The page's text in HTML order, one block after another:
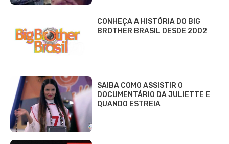
CONHEÇA A HISTÓRIA DO BIG
BROTHER BRASIL DESDE 2002
SAIBA COMO ASSISTIR O
DOCUMENTÁRIO DA JULIETTE E
QUANDO ESTREIA